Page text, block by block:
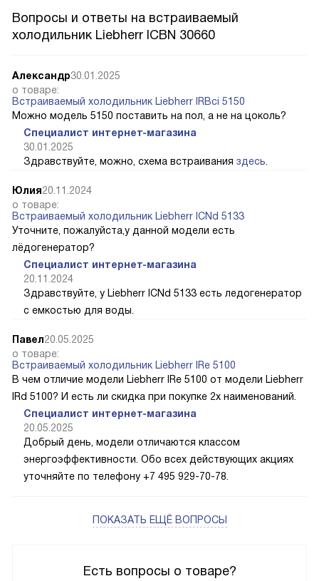
Вопросы и ответы на встраиваемый
холодильник Liebherr ICBN 30660
Есть вопросы о товаре?
Александр30.01.2025
о товаре:
Встраиваемый холодильник Liebherr IRBci 5150
Можно модель 5150 поставить на пол, а не на цоколь?
Специалист интернет-магазина
30.01.2025
Здравствуйте, можно, схема встраивания здесь
Юлия20.11.2024
о товаре:
Встраиваемый холодильник Liebherr ICNd 5133
Уточните, пожалуйста,у данной модели есть
лёдогенератор?
Специалист интернет-магазина
20.11.2024
Здравствуйте, у Liebherr ICNd 5133 есть ледогенератор
с емкостью для воды.
Павел20.05.2025
о товаре:
Встраиваемый холодильник Liebherr IRe 5100
В чем отличие модели Liebherr IRe 5100 от модели Liebherr
IRd 5100? И есть ли скидка при покупке 2х наименований.
Специалист интернет-магазина
20.05.2025
Добрый день, модели отличаются классом
энергоэффективности. Обо всех действующих акциях
уточняйте по телефону +7 495 929-70-78.
ПОКАЗАТЬ ЕЩЁ ВОПРОСЫ